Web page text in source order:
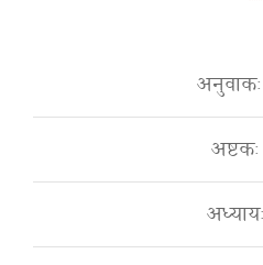
अनुवाकः
अष्टकः
अध्यायः